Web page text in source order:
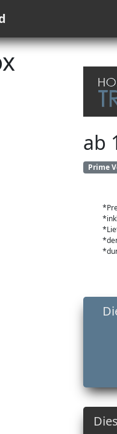
ab
Prime